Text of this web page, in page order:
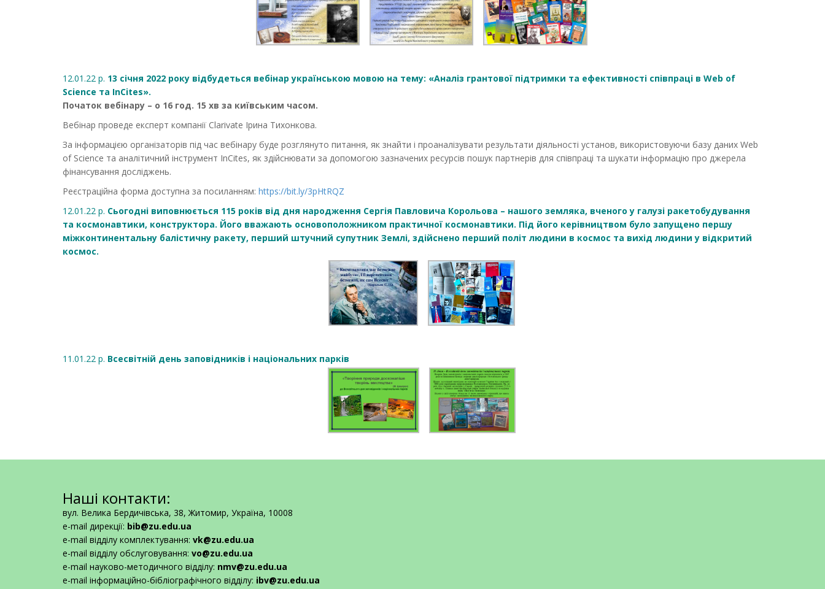
12.01.22 р. 13 січня 2022 року відбудеться вебінар українською мовою на тему: «Аналіз грантової підтримки та ефективності співпраці в Web of
Science та InCites».
Початок вебінару – о 16 год. 15 хв за київським часом.
Вебінар проведе експерт компанії Clarivate Ірина Тихонкова.
За інформацією організаторів під час вебінару буде розглянуто питання, як знайти і проаналізувати результати діяльності установ, використовуючи базу даних Web
of Science та аналітичний інструмент InCites, як здійснювати за допомогою зазначених ресурсів пошук партнерів для співпраці та шукати інформацію про джерела
фінансування досліджень.
Реєстраційна форма доступна за посиланням: https://bit.ly/3pHtRQZ
12.01.22 р. Сьогодні виповнюється 115 років від дня народження Сергія Павловича Корольова – нашого земляка, вченого у галузі ракетобудування
та космонавтики, конструктора. Його вважають основоположником практичної космонавтики. Під його керівництвом було запущено першу
міжконтинентальну балістичну ракету, перший штучний супутник Землі, здійснено перший політ людини в космос та вихід людини у відкритий
космос.
11.01.22 р. Всесвітній день заповідників і національних парків
Наші контакти:
вул. Велика Бердичівська, 38, Житомир, Україна, 10008
e-mail дирекції: bib@zu.edu.ua
e-mail відділу комплектування: vk@zu.edu.ua
e-mail відділу обслуговування: vo@zu.edu.ua
e-mail науково-методичного відділу: nmv@zu.edu.ua
e-mail інформаційно-бібліографічного відділу: ibv@zu.edu.ua